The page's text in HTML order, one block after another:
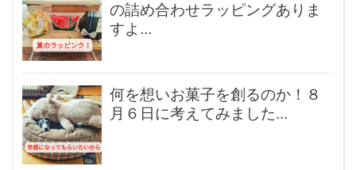
の詰め合わせラッピングありま
すよ...
何を想いお菓子を創るのか！８
月６日に考えてみました...